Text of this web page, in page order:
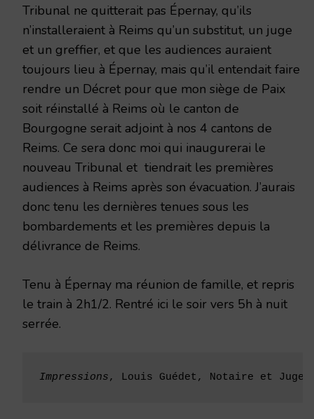
Tribunal ne quitterait pas Épernay, qu’ils
n’installeraient à Reims qu’un substitut, un juge
et un greffier, et que les audiences auraient
toujours lieu à Épernay, mais qu’il entendait faire
rendre un Décret pour que mon siège de Paix
soit réinstallé à Reims où le canton de
Bourgogne serait adjoint à nos 4 cantons de
Reims. Ce sera donc moi qui inaugurerai le
nouveau Tribunal et tiendrait les premières
audiences à Reims après son évacuation. J’aurais
donc tenu les dernières tenues sous les
bombardements et les premières depuis la
délivrance de Reims.
Tenu à Épernay ma réunion de famille, et repris
le train à 2h1/2. Rentré ici le soir vers 5h à nuit
serrée.
Impressions, Louis Guédet, Notaire et